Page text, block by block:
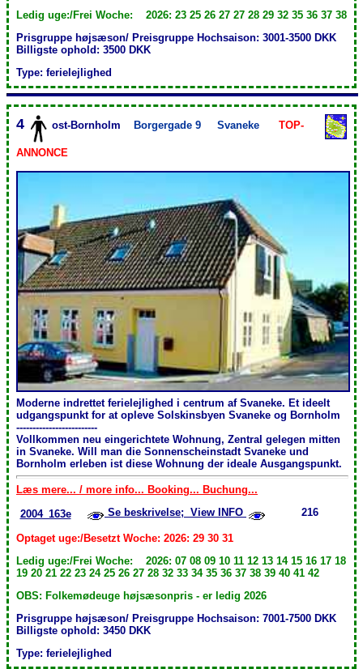
Ledig uge:/Frei Woche: 2026: 23 25 26 27 27 28 29 32 35 36 37 38
Prisgruppe højsæson/ Preisgruppe Hochsaison: 3001-3500 DKK
Billigste ophold: 3500 DKK
Type: ferielejlighed
4 ost-Bornholm Borgergade 9 Svaneke TOP-
ANNONCE
Moderne indrettet ferielejlighed i centrum af Svaneke. Et ideelt
udgangspunkt for at opleve Solskinsbyen Svaneke og Bornholm
-------------------------
Vollkommen neu eingerichtete Wohnung, Zentral gelegen mitten
in Svaneke. Will man die Sonnenscheinstadt Svaneke und
Bornholm erleben ist diese Wohnung der ideale Ausgangspunkt.
Læs mere... / more info... Booking... Buchung...
2004_163e
Se beskrivelse; View INFO 216
Optaget uge:/Besetzt Woche: 2026: 29 30 31
Ledig uge:/Frei Woche: 2026: 07 08 09 10 11 12 13 14 15 16 17 18
19 20 21 22 23 24 25 26 27 28 32 33 34 35 36 37 38 39 40 41 42
OBS: Folkemødeuge højsæsonpris - er ledig 2026
Prisgruppe højsæson/ Preisgruppe Hochsaison: 7001-7500 DKK
Billigste ophold: 3450 DKK
Type: ferielejlighed